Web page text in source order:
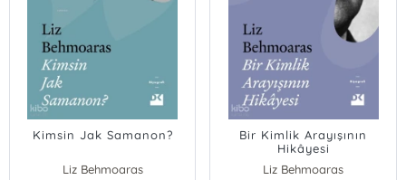
Kimsin Jak Samanon?
Liz Behmoaras
Bir Kimlik Arayışının
Hikâyesi
Liz Behmoaras